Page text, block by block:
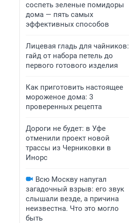
соспеть зеленые помидоры
дома — пять самых
эффективных способов
Лицевая гладь для чайников:
гайд от набора петель до
первого готового изделия
Как приготовить настоящее
мороженое дома: 3
проверенных рецепта
Дороги не будет: в Уфе
отменили проект новой
трассы из Черниковки в
Инорс
Всю Москву напугал
загадочный взрыв: его звук
слышали везде, а причина
неизвестна. Что это могло
быть